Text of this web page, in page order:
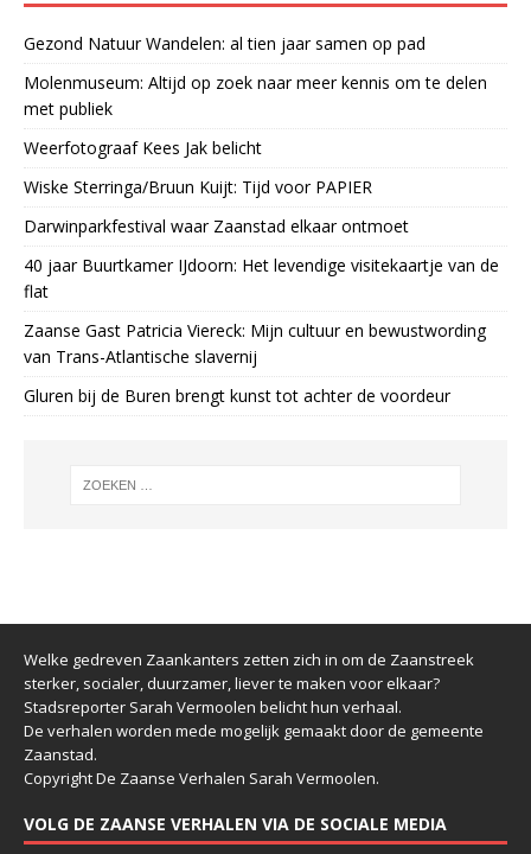
Gezond Natuur Wandelen: al tien jaar samen op pad
Molenmuseum: Altijd op zoek naar meer kennis om te delen
met publiek
Weerfotograaf Kees Jak belicht
Wiske Sterringa/Bruun Kuijt: Tijd voor PAPIER
Darwinparkfestival waar Zaanstad elkaar ontmoet
40 jaar Buurtkamer IJdoorn: Het levendige visitekaartje van de
flat
Zaanse Gast Patricia Viereck: Mijn cultuur en bewustwording
van Trans-Atlantische slavernij
Gluren bij de Buren brengt kunst tot achter de voordeur
Welke gedreven Zaankanters zetten zich in om de Zaanstreek
sterker, socialer, duurzamer, liever te maken voor elkaar?
Stadsreporter Sarah Vermoolen belicht hun verhaal.
De verhalen worden mede mogelijk gemaakt door de gemeente
Zaanstad.
Copyright De Zaanse Verhalen Sarah Vermoolen.
VOLG DE ZAANSE VERHALEN VIA DE SOCIALE MEDIA